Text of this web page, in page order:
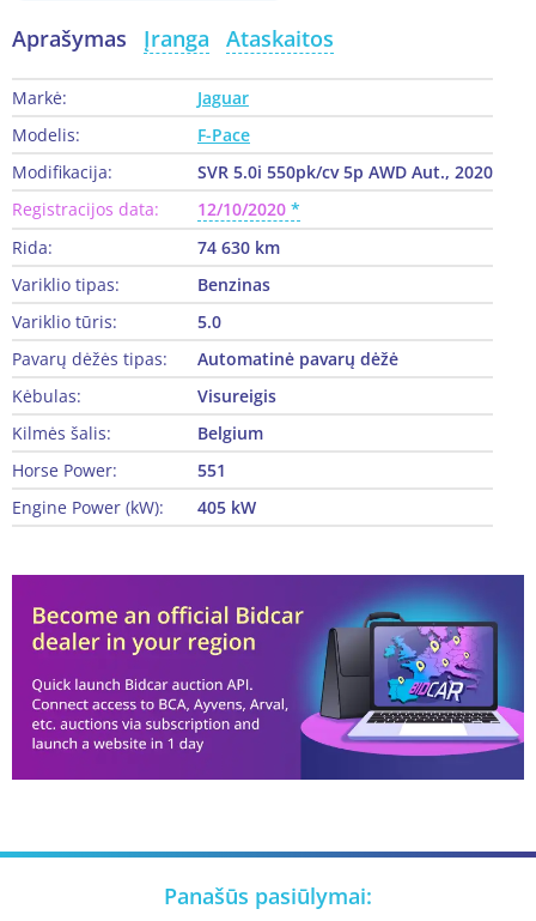
Aprašymas Įranga Ataskaitos
Markė:
Jaguar
Modelis:
F-Pace
Modifikacija:
SVR 5.0i 550pk/cv 5p AWD Aut., 2020
Registracijos data:
12/10/2020
Rida:
74 630 km
Variklio tipas:
Benzinas
Variklio tūris:
5.0
Pavarų dėžės tipas:
Automatinė pavarų dėžė
Kėbulas:
Visureigis
Kilmės šalis:
Belgium
Horse Power:
551
Engine Power (kW):
405 kW
Panašūs pasiūlymai: